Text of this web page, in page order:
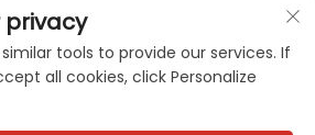
New Materials Technology
réservés. -Politique de
privacy
tools to provide our services. If
all cookies, click Personalize